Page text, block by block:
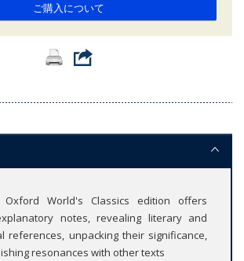
ご購入について
World's Classics edition offers
notes, revealing literary and
references, unpacking their significance,
resonances with other texts